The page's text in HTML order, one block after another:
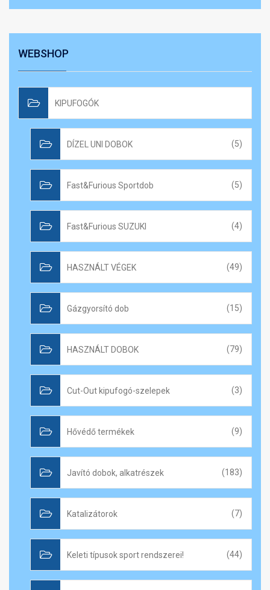
WEBSHOP
KIPUFOGÓK
DÍZEL UNI DOBOK (5)
Fast&Furious Sportdob (5)
Fast&Furious SUZUKI (4)
HASZNÁLT VÉGEK (49)
Gázgyorsító dob (15)
HASZNÁLT DOBOK (79)
Cut-Out kipufogó-szelepek (3)
Hővédő termékek (9)
Javító dobok, alkatrészek (183)
Katalizátorok (7)
Keleti típusok sport rendszerei! (44)